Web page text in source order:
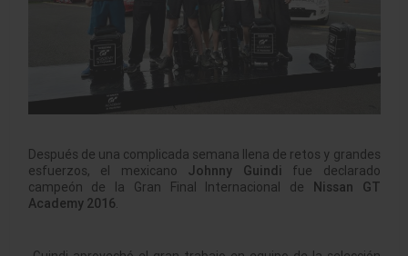
Después de una complicada semana llena de retos y grandes
esfuerzos, el mexicano Johnny Guindi fue declarado
campeón de la Gran Final Internacional de Nissan GT
Academy 2016.